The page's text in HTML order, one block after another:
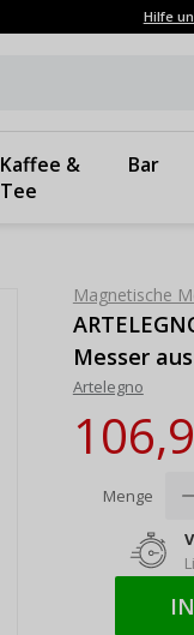
Hilfe
Kaffee &
Tee
Bar
Magnetische
Messer
Artelegno
Menge